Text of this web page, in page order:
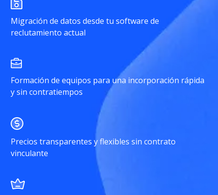
Migración de datos desde tu software de
reclutamiento actual
Formación de equipos para una incorporación rápida
y sin contratiempos
Precios transparentes y flexibles sin contrato
vinculante